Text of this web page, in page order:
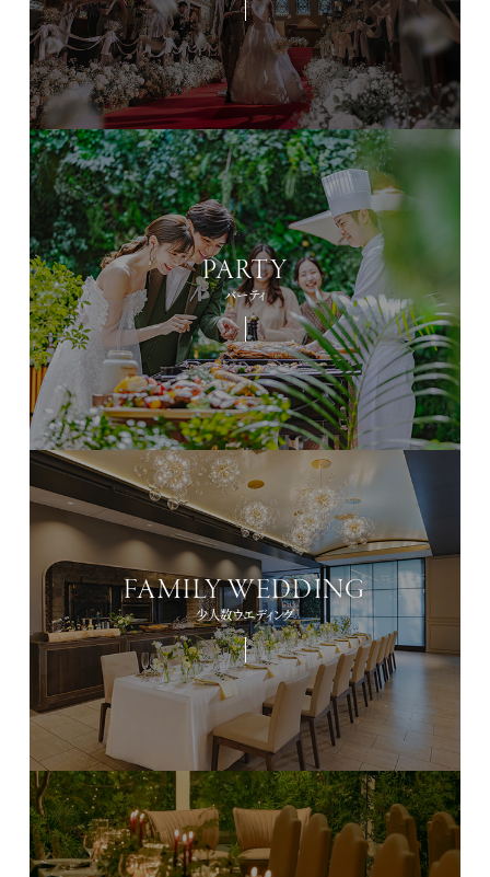
PARTY
パーティ
FAMILY WEDDING
少人数ウエディング